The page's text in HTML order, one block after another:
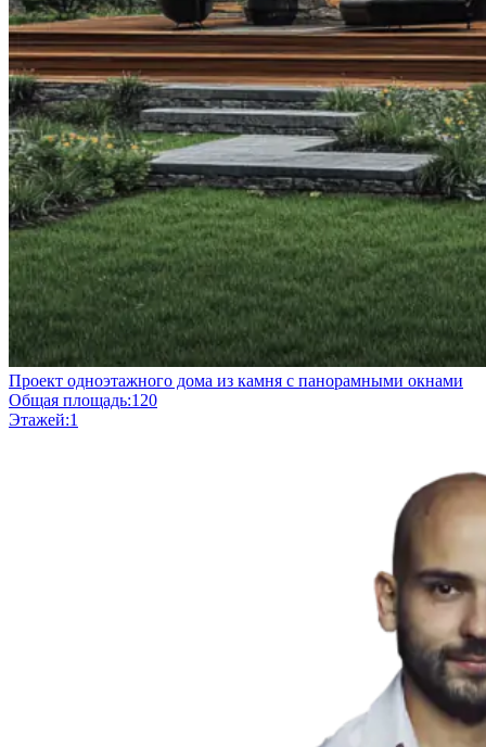
Проект одноэтажного дома из камня с панорамными окнами
Общая площадь:120
Этажей:1